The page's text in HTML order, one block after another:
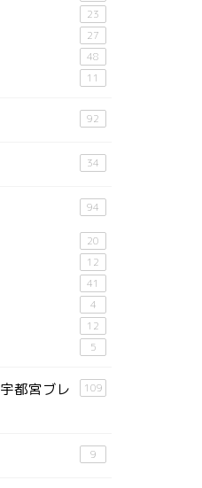
23
27
48
11
92
34
94
20
12
41
4
12
5
都宮ブレ
109
9